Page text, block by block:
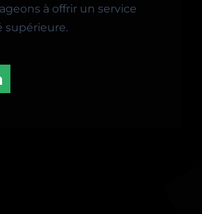
à offrir un service
supérieure.